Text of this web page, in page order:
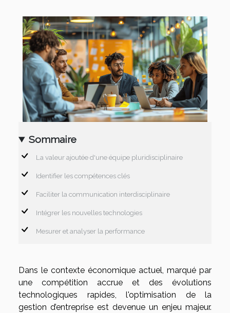
Sommaire
La valeur ajoutée d'une équipe pluridisciplinaire
Identifier les compétences clés
Faciliter la communication interdisciplinaire
Intégrer les nouvelles technologies
Mesurer et analyser la performance
Dans le contexte économique actuel, marqué par
une compétition accrue et des évolutions
technologiques rapides, l'optimisation de la
gestion d’entreprise est devenue un enjeu majeur.